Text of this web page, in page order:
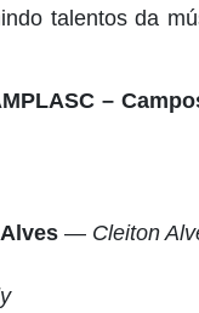
talentos da
–
— Cleiton